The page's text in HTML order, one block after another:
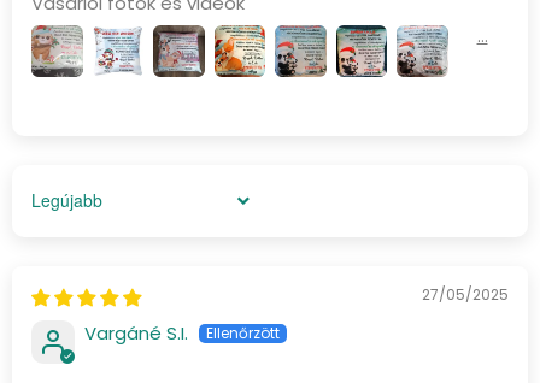
Sort by
27/05/2025
Vargáné S.I.